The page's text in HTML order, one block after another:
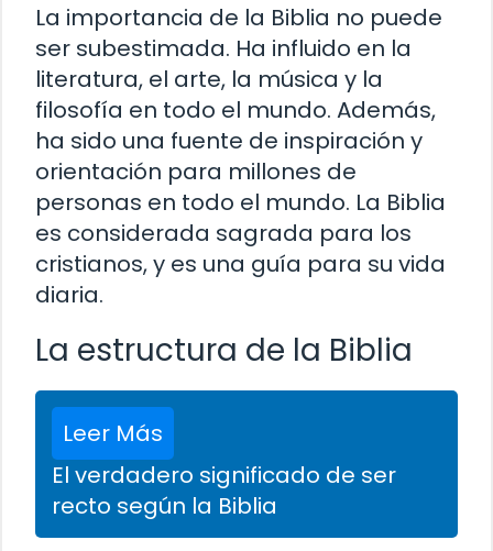
La importancia de la Biblia no puede
ser subestimada. Ha influido en la
literatura, el arte, la música y la
filosofía en todo el mundo. Además,
ha sido una fuente de inspiración y
orientación para millones de
personas en todo el mundo. La Biblia
es considerada sagrada para los
cristianos, y es una guía para su vida
diaria.
La estructura de la Biblia
Leer Más
El verdadero significado de ser
recto según la Biblia